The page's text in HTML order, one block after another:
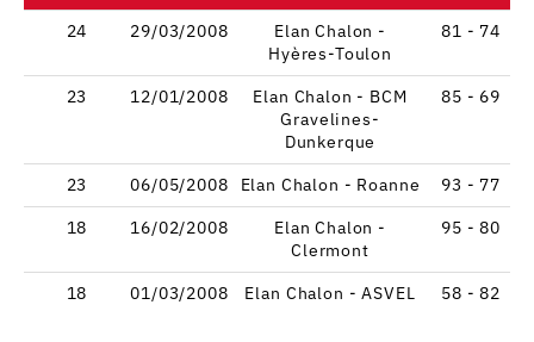
24
29/03/2008
Elan Chalon -
Hyères-Toulon
81 - 74
23 12/01/2008
Elan Chalon - BCM
Gravelines-
Dunkerque
85 - 69
23 06/05/2008 Elan Chalon - Roanne
93 - 77
18
16/02/2008
Elan Chalon -
Clermont
95 - 80
18 01/03/2008 Elan Chalon - ASVEL 58 - 82